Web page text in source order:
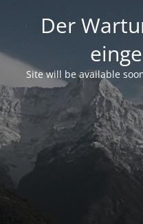
Der
Site will be available